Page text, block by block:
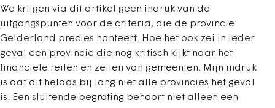
We krijgen via dit artikel geen indruk van de
uitgangspunten voor de criteria, die de provincie
Gelderland precies hanteert. Hoe het ook zei in ieder
geval een provincie die nog kritisch kijkt naar het
financiële reilen en zeilen van gemeenten. Mijn indruk
is dat dit helaas bij lang niet alle provincies het geval
is. Een sluitende begroting behoort niet alleen een